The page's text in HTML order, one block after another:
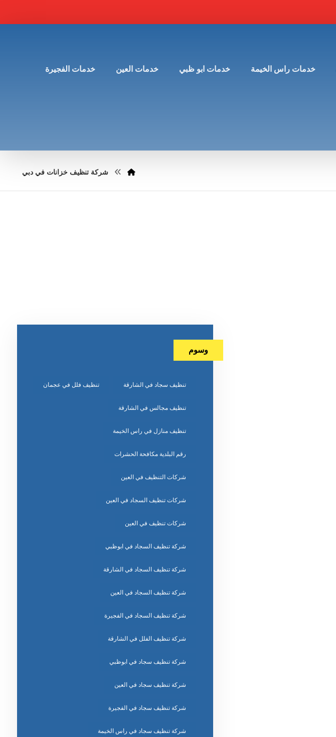
خدمات راس الخيمة خدمات ابو ظبي خدمات العين خدمات الفجيرة
شركة تنظيف خزانات في دبي
وسوم
تنظيف سجاد في الشارقة تنظيف فلل في عجمان
تنظيف مجالس في الشارقة
تنظيف منازل في راس الخيمة
رقم البلدية مكافحة الحشرات
شركات التنظيف في العين
شركات تنظيف السجاد في العين
شركات تنظيف في العين
شركة تنظيف السجاد في ابوظبي
شركة تنظيف السجاد في الشارقة
شركة تنظيف السجاد في العين
شركة تنظيف السجاد في الفجيرة
شركة تنظيف الفلل في الشارقة
شركة تنظيف سجاد في ابوظبي
شركة تنظيف سجاد في العين
شركة تنظيف سجاد في الفجيرة
شركة تنظيف سجاد في راس الخيمة